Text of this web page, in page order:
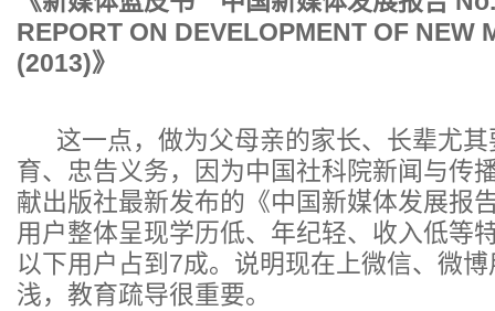
REPORT ON DEVELOPMENT OF NEW
(2013)》
这一点，做为父母亲的家长、长辈尤其
育、忠告义务，因为中国社科院新闻与传
献出版社最新发布的《中国新媒体发展报
用户整体呈现学历低、年纪轻、收入低等
以下用户占到7成。说明现在上微信、微
浅，教育疏导很重要。